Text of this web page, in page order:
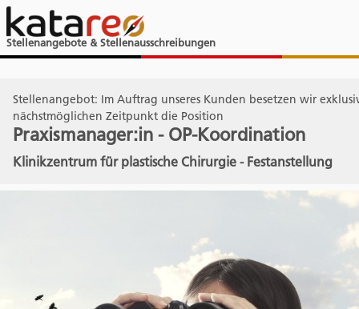
Stellenangebote & Stellenausschreibungen
Stellenangebot: Im Auftrag unseres Kunden besetzen wir
nächstmöglichen Zeitpunkt die Position
Praxismanager:in - OP-Koordination
Klinikzentrum für plastische Chirurgie - Festanstellung